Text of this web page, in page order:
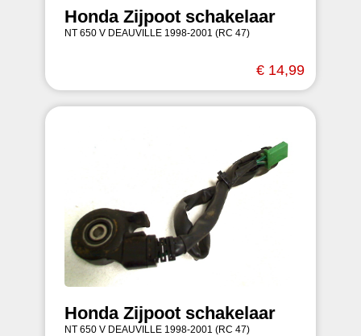
Honda Zijpoot schakelaar
NT 650 V DEAUVILLE 1998-2001 (RC 47)
€ 14,99
Honda Zijpoot schakelaar
NT 650 V DEAUVILLE 1998-2001 (RC 47)